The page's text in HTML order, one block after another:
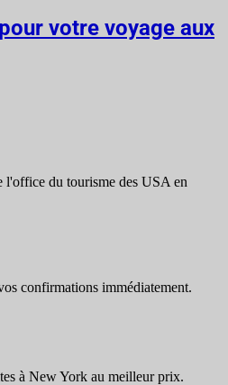
votre voyage aux
du tourisme des USA en
confirmations immédiatement.
à New York au meilleur prix.